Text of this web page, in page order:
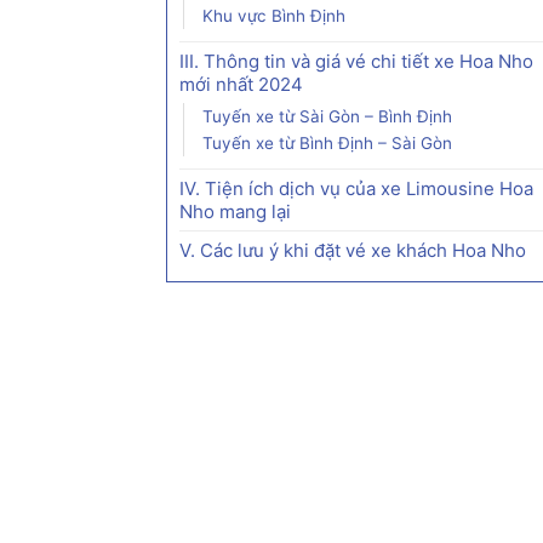
Khu vực Bình Định
III. Thông tin và giá vé chi tiết xe Hoa Nho
mới nhất 2024
Tuyến xe từ Sài Gòn – Bình Định
Tuyến xe từ Bình Định – Sài Gòn
IV. Tiện ích dịch vụ của xe Limousine Hoa
Nho mang lại
V. Các lưu ý khi đặt vé xe khách Hoa Nho